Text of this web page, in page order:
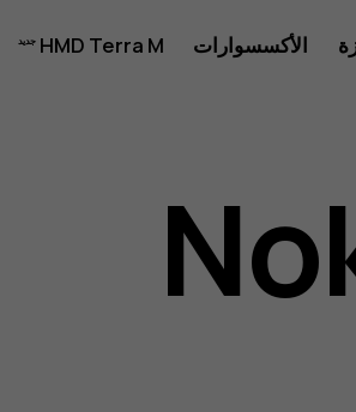
الأكسسوارات HMD Terra M